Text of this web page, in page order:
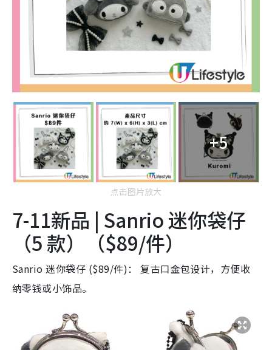
+5
点击图片放大
7-11新品 | Sanrio 迷你袋仔
（5 款）（$89/件）
Sanrio 迷你袋仔 ($89/件)： 复古口金包设计，方便收
纳零钱或小饰品。